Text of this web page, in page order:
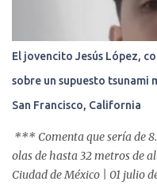
diagnósticos con mayor
través de la atención de un
multidisciplinario: tres
auxiliar y de enfermería. En
de éxito, pues a través de la
esofágico, una
El jovencito Jesús López,
sobre un supuesto tsunami
San Francisco, California
*** Comenta que sería de
olas de hasta 32
Ciudad de México | 01 julio